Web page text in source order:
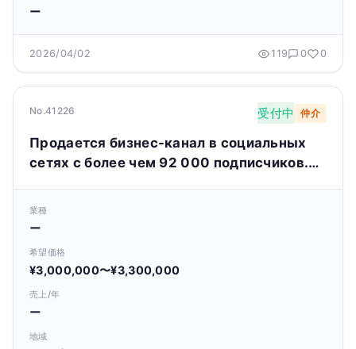
ー
2026/04/02 119 0 0
No.41226 受付中 仲介
Продается бизнес-канал в социальных
сетях с более чем 92 000 подписчиков.
業種
ー
希望価格
¥3,000,000〜¥3,300,000
売上/年
ー
地域